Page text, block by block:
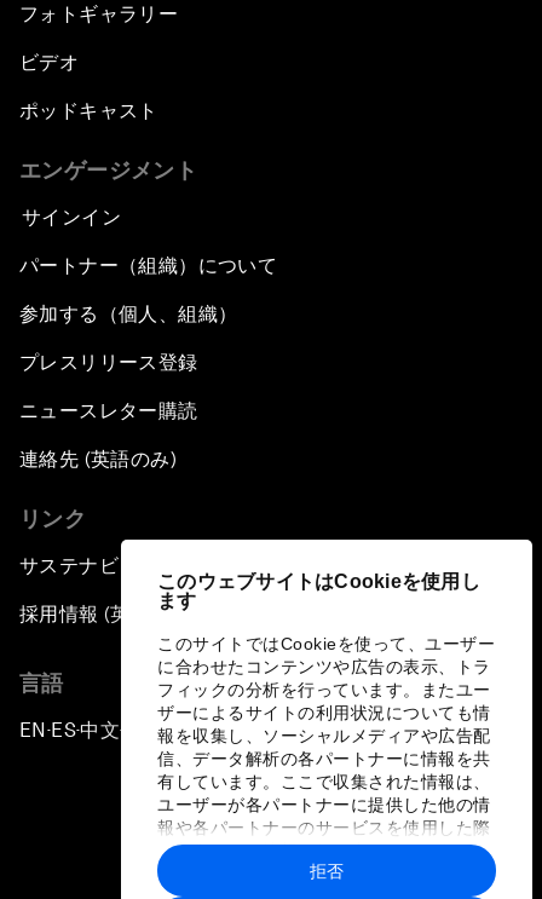
このウェブサイトはCookieを使用し
ます
このサイトではCookieを使って、ユーザー
に合わせたコンテンツや広告の表示、トラ
フィックの分析を行っています。またユー
ザーによるサイトの利用状況についても情
報を収集し、ソーシャルメディアや広告配
信、データ解析の各パートナーに情報を共
有しています。ここで収集された情報は、
ユーザーが各パートナーに提供した他の情
報や各パートナーのサービスを使用した際
に収集された情報と組み合わされ、各パー
トナーによって使用されることがありま
拒否
フォトギャラリー
ビデオ
ポッドキャスト
エンゲージメント
サインイン
パートナー（組織）について
参加する（個人、組織）
プレスリリース登録
ニュースレター購読
連絡先 (英語のみ)
リンク
サステナビリティへの取り組み
採用情報 (英語のみ)
言語
EN ▪ES▪中文▪ 日本語
プライバシーポリシーと利用規約